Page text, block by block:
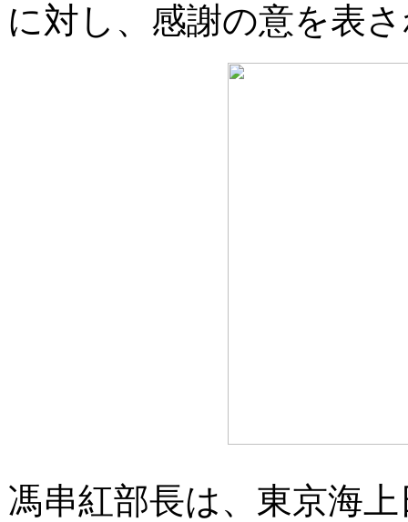
に対し、感謝の意を表
馮串紅部長は、東京海